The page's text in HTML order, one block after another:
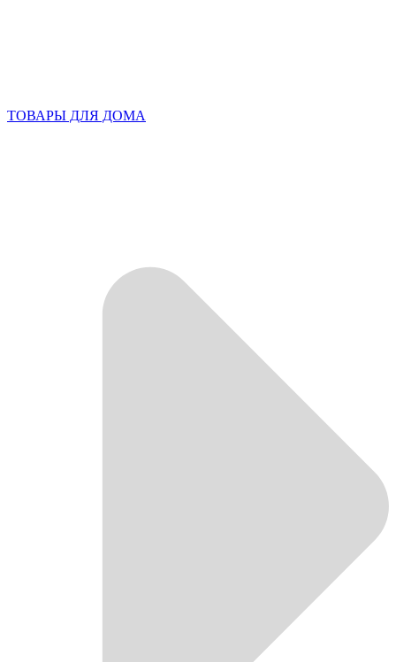
ТОВАРЫ ДЛЯ ДОМА